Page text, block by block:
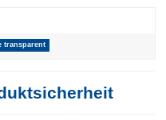
transparent